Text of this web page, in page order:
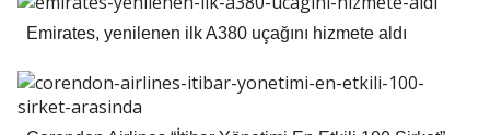
Emirates, yenilenen ilk A380 uçağını hizmete aldı